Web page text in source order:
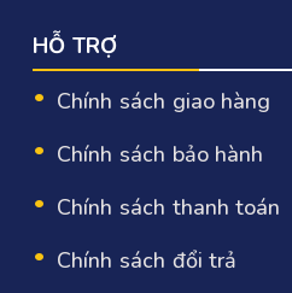
HỖ TRỢ
Chính sách giao hàng
Chính sách bảo hành
Chính sách thanh toán
Chính sách đổi trả